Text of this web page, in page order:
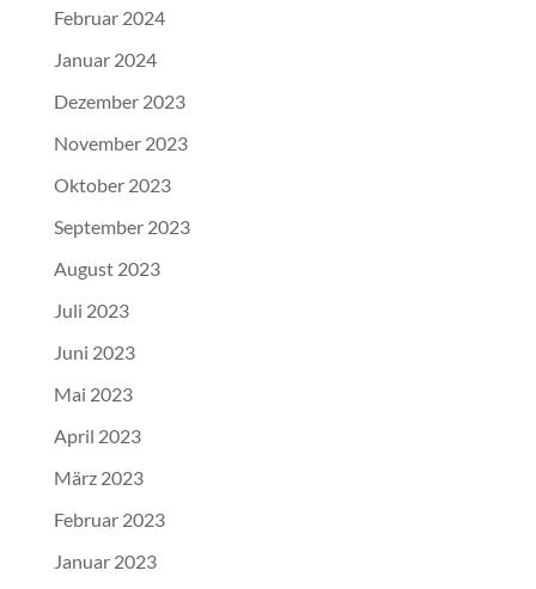
Februar 2024
Januar 2024
Dezember 2023
November 2023
Oktober 2023
September 2023
August 2023
Juli 2023
Juni 2023
Mai 2023
April 2023
März 2023
Februar 2023
Januar 2023